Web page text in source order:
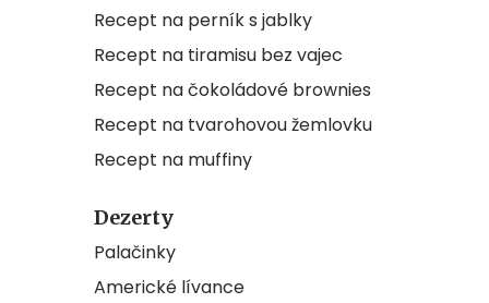
Recept na perník s jablky
Recept na tiramisu bez vajec
Recept na čokoládové brownies
Recept na tvarohovou žemlovku
Recept na muffiny
Dezerty
Palačinky
Americké lívance